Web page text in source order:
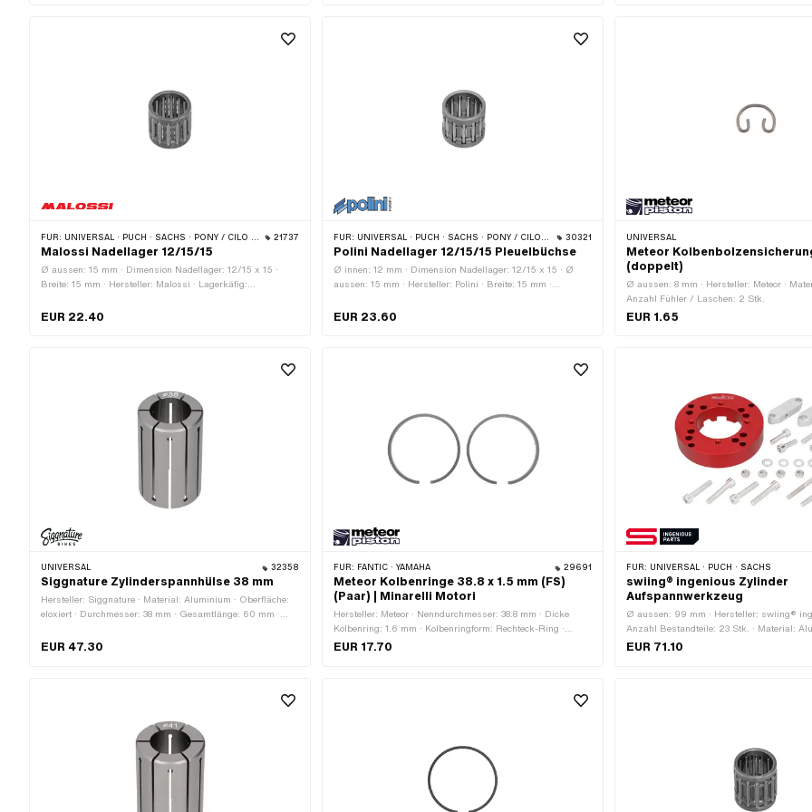
FÜR: UNIVERSAL · PUCH · SACHS · PONY / CILO (BETA 521 & 512) · PIAGGIO · SOLEX · TOMOS · BYE BIKE · ALPA CHOPPER / TURBO · CILO · DKW · FANTIC · GARELLI · HONDA · ILO / JLO · KREIDLER · MALAGUTI · MBK / MOTOBÉCANE · MIELE · MONARK · PEUGEOT · VICTORIA · YAMAHA 21737
Malossi Nadellager 12/15/15
Ø aussen: 15 mm · Dimension Nadellager: 12/15 x 15 ·
Breite: 15 mm · Hersteller: Malossi · Lagerkäfig:
mm
EUR 22.40
FÜR: UNIVERSAL · PUCH · SACHS · PONY / CILO (BETA 521 & 512) · PIAGGIO · SOLEX · TOMOS 30321
Polini Nadellager 12/15/15 Pleuelbüchse
Ø innen: 12 mm · Dimension Nadellager: 12/15 x 15 · Ø
aussen: 15 mm · Hersteller: Polini · Breite: 15 mm ·
EUR 23.60
UNIVERSAL
Meteor
(doppelt)
Ø aussen: 8 mm · Hersteller: Meteor ·
Anzahl Fühler / Laschen: 2 Stk.
EUR 1.65
UNIVERSAL 32358
Siggnature Zylinderspannhülse 38 mm
Hersteller: Siggnature · Material: Aluminium · Oberfläche:
eloxiert · Durchmesser: 38 mm · Gesamtlänge: 60 mm ·
EUR 47.30
FÜR: FANTIC · YAMAHA 29691
Meteor Kolbenringe 38.8 x 1.5 mm (FS)
(Paar) | Minarelli Motori
Hersteller: Meteor · Nenndurchmesser: 38.8 mm · Dicke
Kolbenring: 1.6 mm · Kolbenringform: Rechteck-Ring ·
Kolbenringstoss: Flankensicherung (FS) · Höhe: 1.5 mm
EUR 17.70
FÜR: UNIVERSAL · PUCH · SACHS
swiing® ingenious Zylinder
Aufspannwerkzeug
Ø aussen: 99 mm · Hersteller: swiing®
Anzahl Bestandteile: 23 Stk. · Material:
Material: Stahl · Oberfläche: eloxiert ·
EUR 71.10